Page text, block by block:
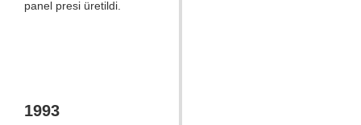
panel presi üretildi.
1993